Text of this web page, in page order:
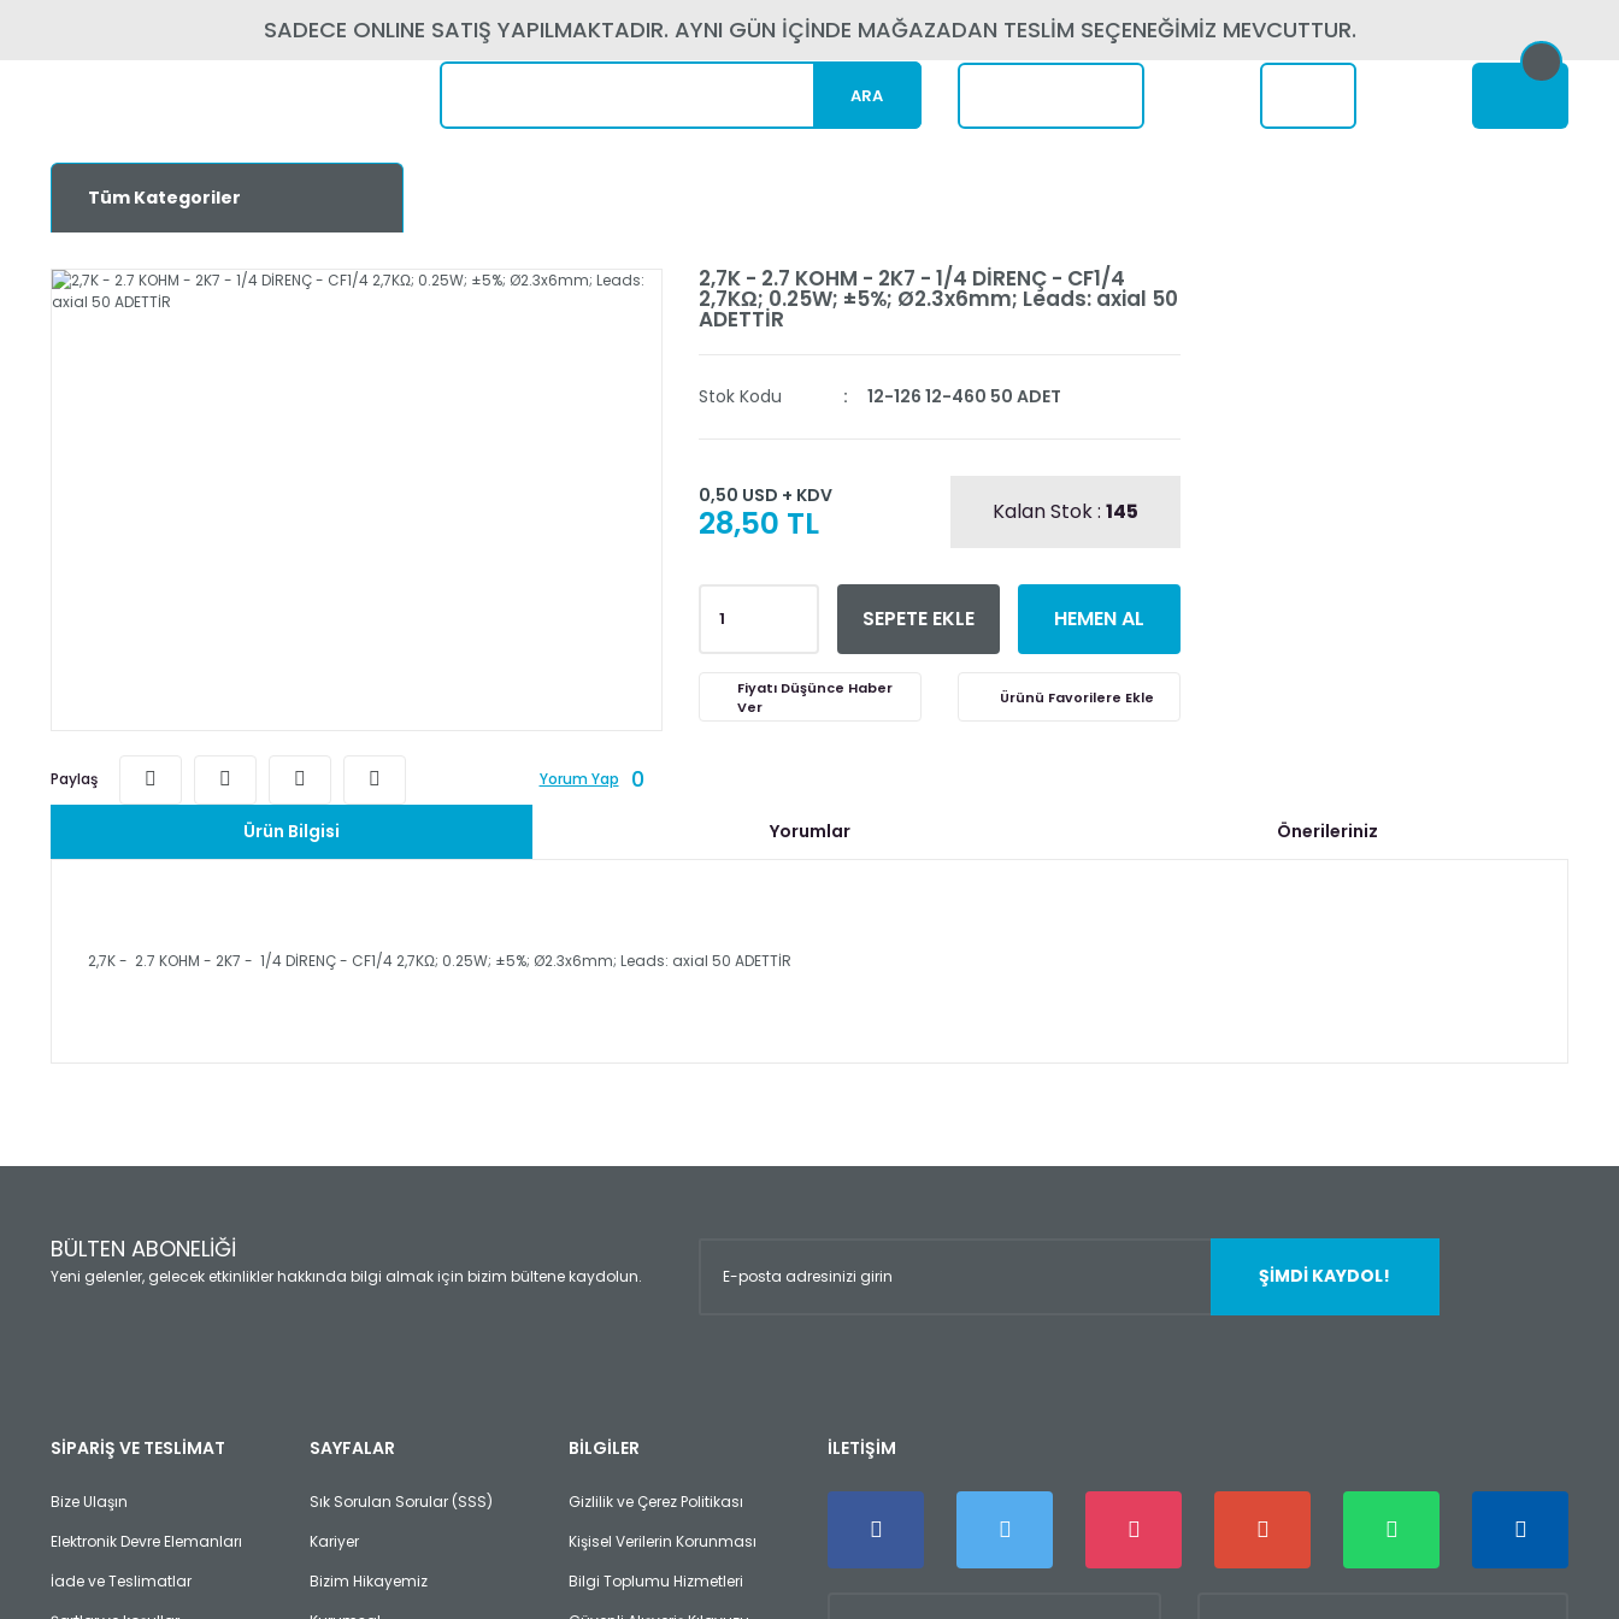
SADECE ONLINE SATIŞ YAPILMAKTADIR. AYNI GÜN İÇİNDE MAĞAZADAN TESLİM SEÇENEĞİMİZ MEVCUTTUR.
ARA
Tüm Kategoriler
Paylaş Yorum Yap 0
2,7K - 2.7 KOHM - 2K7 - 1/4 DİRENÇ - CF1/4
2,7KΩ; 0.25W; ±5%; Ø2.3x6mm; Leads: axial 50
ADETTİR
Stok Kodu 12-126 12-460 50 ADET
0,50 USD + KDV
28,50 TL Kalan Stok : 145
SEPETE EKLE HEMEN AL
Fiyatı Düşünce Haber
Ver
Ürün Bilgisi Yorumlar Önerileriniz
2,7K - 2.7 KOHM - 2K7 - 1/4 DİRENÇ - CF1/4 2,7KΩ; 0.25W; ±5%; Ø2.3x6mm; Leads: axial 50 ADETTİR
Yorum Yaz
Ürün açıklamasında eksik bilgiler bulunuyor.
Ürün fiyatı diğer sitelerden daha pahalı.
Bu ürüne benzer farklı alternatifler olmalı.
BÜLTEN ABONELİĞİ
Yeni gelenler, gelecek etkinlikler hakkında bilgi almak için bizim bültene kaydolun. ŞİMDİ KAYDOL!
SİPARİŞ VE TESLİMAT
Bize Ulaşın
Elektronik Devre Elemanları
İade ve Teslimatlar
SAYFALAR
Sık Sorulan Sorular (SSS)
Kariyer
Bizim Hikayemiz
BİLGİLER
Gizlilik ve Çerez Politikası
Kişisel Verilerin Korunması
Bilgi Toplumu Hizmetleri
İLETİŞİM